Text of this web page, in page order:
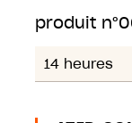
produit n°
14 heures